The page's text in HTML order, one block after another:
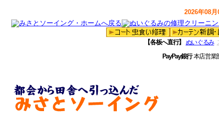
2026年08
【各板へ直行】 ぬいぐるみ
PayPay銀行本店営